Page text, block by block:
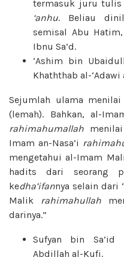
termasuk juru
‘anhu. Beliau
semisal Abu
Ibnu Sa’d.
‘Ashim bin
Khaththab al-
Sejumlah ulama menilai
(lemah). Bahkan, al-
rahimahumallah
Imam an-Nasa’i
mengetahui al-Imam
hadits dari seorang
kedha’ifannya selain dari
Malik
rahimahullah
darinya.”
Sufyan bin Sa’id
Abdillah al-Kufi.